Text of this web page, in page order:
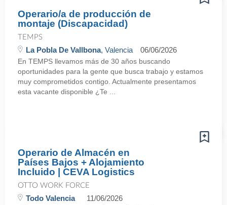
Operario/a de producción de
montaje (Discapacidad)
TEMPS
La Pobla De Vallbona, Valencia 06/06/2026
En TEMPS llevamos más de 30 años buscando
oportunidades para la gente que busca trabajo y estamos
muy comprometidos contigo. Actualmente presentamos
esta vacante disponible ¿Te ...
Operario de Almacén en
Países Bajos + Alojamiento
Incluido | CEVA Logistics
OTTO WORK FORCE
Todo Valencia 11/06/2026